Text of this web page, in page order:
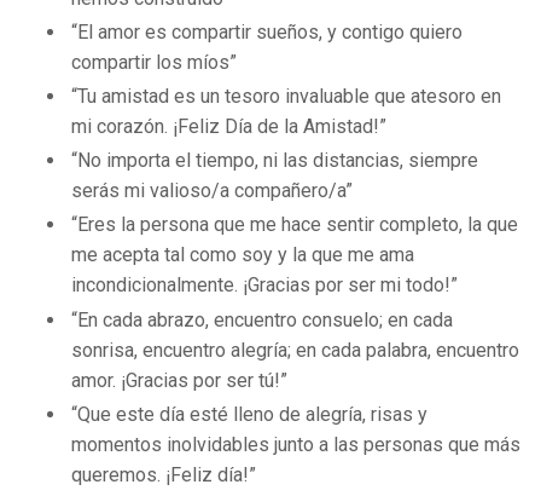
“El amor es compartir sueños, y contigo quiero
compartir los míos”
“Tu amistad es un tesoro invaluable que atesoro en
mi corazón. ¡Feliz Día de la Amistad!”
“No importa el tiempo, ni las distancias, siempre
serás mi valioso/a compañero/a”
“Eres la persona que me hace sentir completo, la que
me acepta tal como soy y la que me ama
incondicionalmente. ¡Gracias por ser mi todo!”
“En cada abrazo, encuentro consuelo; en cada
sonrisa, encuentro alegría; en cada palabra, encuentro
amor. ¡Gracias por ser tú!”
“Que este día esté lleno de alegría, risas y
momentos inolvidables junto a las personas que más
queremos. ¡Feliz día!”